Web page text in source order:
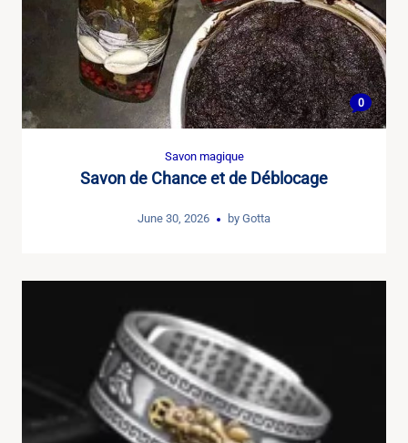
0
Savon magique
Savon de Chance et de Déblocage
June 30, 2026 by Gotta